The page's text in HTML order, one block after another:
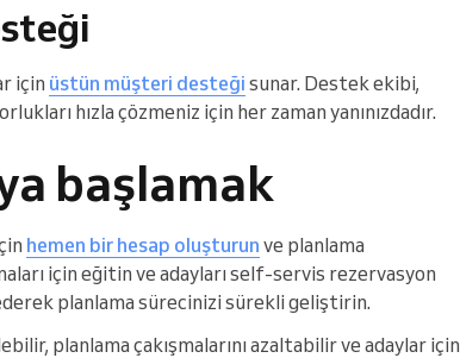
için üstün müşteri desteği sunar. Destek ekibi,
hızla çözmeniz için her zaman yanınızdadır.
başlamak
hemen bir hesap oluşturun ve planlama
için eğitin ve adayları self-servis rezervasyon
planlama sürecinizi sürekli geliştirin.
planlama çakışmalarını azaltabilir ve adaylar için